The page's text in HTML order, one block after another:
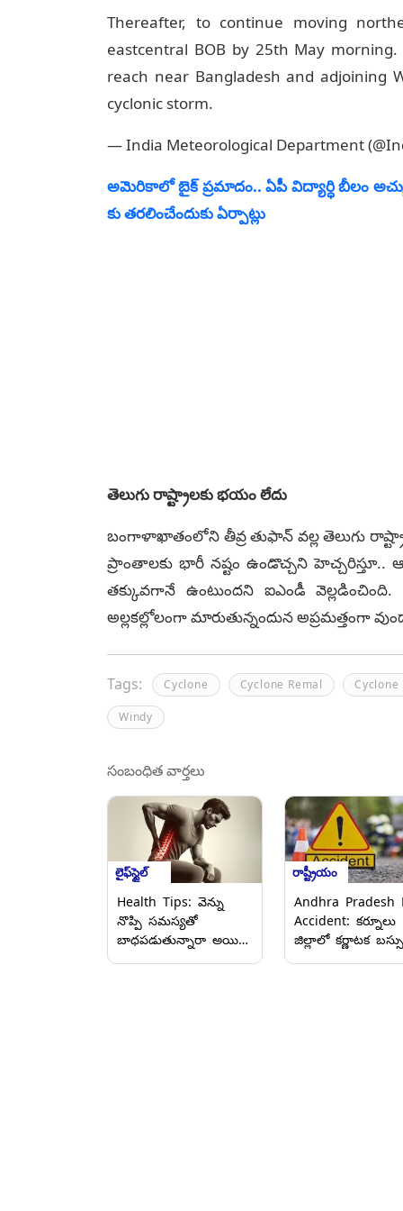
Thereafter, to continue moving
eastcentral BOB by 25th May
reach near Bangladesh and adjoining
cyclonic storm.
— India Meteorological Department
అమెరికాలో బైక్ ప్రమాదం.. ఏపీ విద్యార్ధి బీలం
కు తరలించేందుకు ఏర్పాట్లు
తెలుగు రాష్ట్రాలకు భయం లేదు
బంగాళాఖాతంలోని తీవ్ర తుఫాన్ వల్ల తెలుగు
ప్రాంతాలకు భారీ నష్టం ఉండొచ్చని
తక్కువగానే ఉంటుందని ఐఎండీ
అల్లకల్లోలంగా మారుతున్నందున అప్రమత్తంగా
Tags: Cyclone Cyclone Remal
Windy
సంబంధిత వార్తలు
లైఫ్‌స్టైల్
Health Tips: వెన్ను
నొప్పి సమస్యతో
బాధపడుతున్నారా అయితే
రాష్ట్రీయం
Andhra Pradesh
Accident: కర్నూలు
జిల్లాలో కర్ణాటక బస్సు